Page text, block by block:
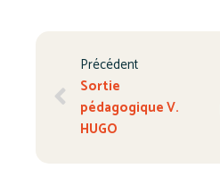
Précédent
Sortie
pédagogique V.
HUGO